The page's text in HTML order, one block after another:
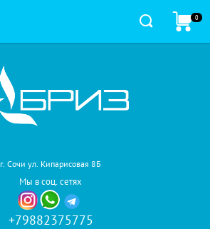
г. Сочи ул. Кипарисовая 8Б
Мы в соц. сетях
+79882375775
0